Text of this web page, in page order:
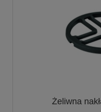
Żeliwna